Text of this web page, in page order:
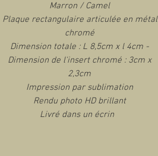
Marron / Camel
Plaque rectangulaire articulée en métal
chromé
Dimension totale : L 8,5cm x l 4cm -
Dimension de l'insert chromé : 3cm x
2,3cm
Impression par sublimation
Rendu photo HD brillant
Livré dans un écrin